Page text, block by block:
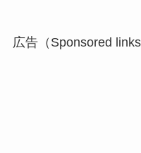
広告（Sponsored